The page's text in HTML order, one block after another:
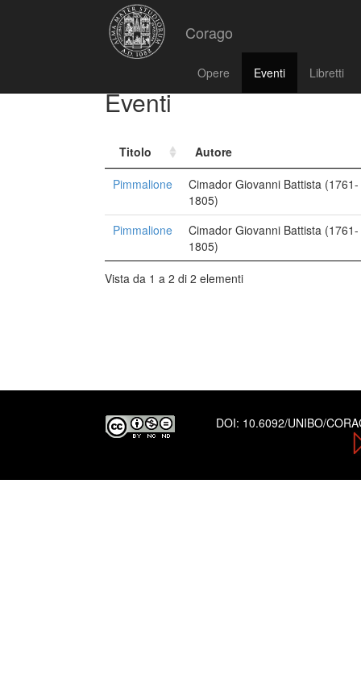
Corago
Opere Eventi Libretti
Eventi
Titolo
Autore
Pimmalione
Cimador Giovanni Battista (1761-
1805)
Pimmalione
Cimador Giovanni Battista (1761-
1805)
Vista da 1 a 2 di 2 elementi
DOI: 10.6092/UNIBO/